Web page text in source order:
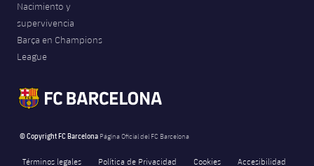
Nacimiento y
supervivencia
Barça en Champions
League
© Copyright FC Barcelona Página Oficial del FC Barcelona
Términos legales Política de Privacidad Cookies Accesibilidad